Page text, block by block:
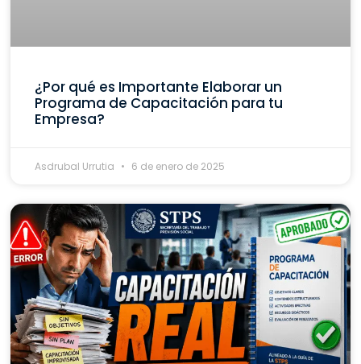
¿Por qué es Importante Elaborar un
Programa de Capacitación para tu
Empresa?
Asdrubal Urrutia 6 de enero de 2025